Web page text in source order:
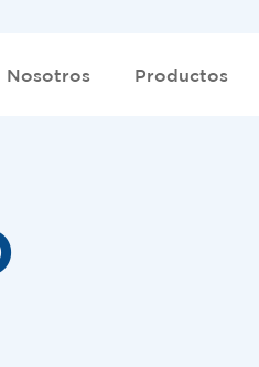
Nosotros Productos